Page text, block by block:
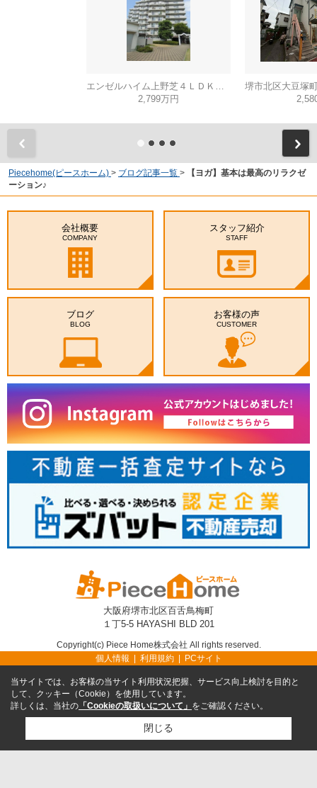
2,799万円
Piecehome(ピースホーム) > ブログ記事一覧 >
【ヨガ】基本は最高のリラクゼ
ーション♪
会社概要
COMPANY
スタッフ紹介
STAFF
ブログ
BLOG
お客様の声
CUSTOMER
大阪府堺市北区百舌鳥梅町
１丁5-5 HAYASHI BLD 201
Copyright(c) Piece Home株式会社 All rights reserved.
個人情報
利用規約 PCサイト
当サイトでは、お客様の当サイト利用状況把握、サービス向上検討を目的と
して、クッキー（Cookie）を使用しています。
詳しくは、当社の 「Cookieの取扱いについて」 をご確認ください。
閉じる